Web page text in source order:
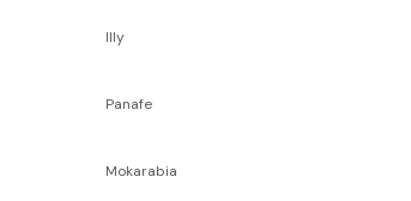
Illy
Panafe
Mokarabia